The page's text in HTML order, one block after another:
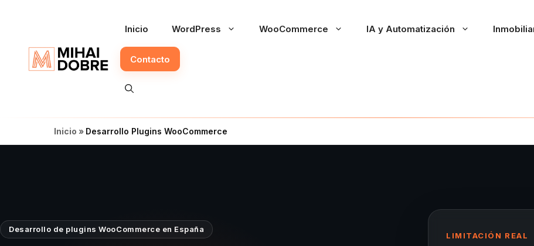
Inicio WordPress WooCommerce IA y Automatización
Contacto
Inicio » Desarrollo Plugins WooCommerce
Desarrollo de plugins WooCommerce en España
LIMITACIÓN REAL